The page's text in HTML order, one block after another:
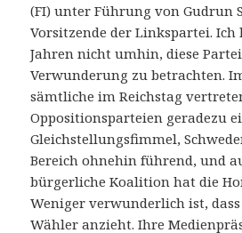
(FI) unter Führung von Gudrun
Vorsitzende der Linkspartei. Ich
Jahren nicht umhin, diese
Verwunderung zu betrachten.
sämtliche im Reichstag
Oppositionsparteien geradezu
Gleichstellungsfimmel,
Bereich ohnehin führend, und
bürgerliche Koalition hat die
Weniger verwunderlich ist,
Wähler anzieht. Ihre